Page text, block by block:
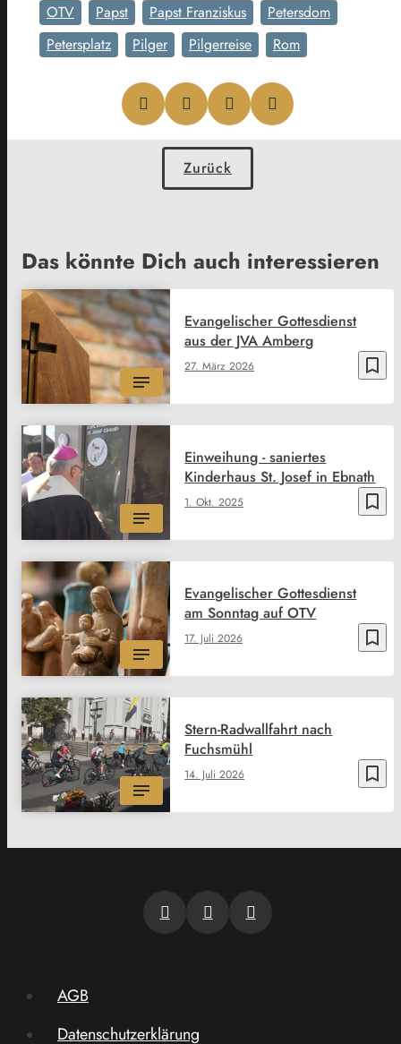
OTV
Papst Papst Franziskus
Petersdom
Petersplatz
Pilger Pilgerreise Rom
Zurück
Das könnte Dich auch interessieren
bookmark_border
27. März 2026
Evangelischer Gottesdienst
aus der JVA Amberg
bookmark_border
1. Okt. 2025
Einweihung - saniertes
Kinderhaus St. Josef in Ebnath
bookmark_border
17. Juli 2026
Evangelischer Gottesdienst
am Sonntag auf OTV
bookmark_border
14. Juli 2026
Stern-Radwallfahrt nach
Fuchsmühl
AGB
Datenschutzerklärung